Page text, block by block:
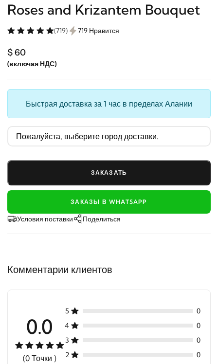
Roses and Krizantem Bouquet
(719) 719 Нравится
$ 60
(включая НДС)
Быстрая доставка за 1 час в пределах Алании
ЗАКАЗАТЬ
ЗАКАЗЫ В WHATSAPP
Условия поставки Поделиться
Комментарии клиентов
0.0
(0 Точки )
5
0
4
0
3
0
2
0